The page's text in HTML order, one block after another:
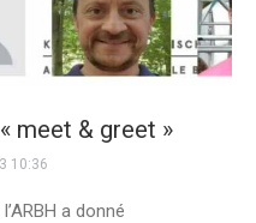
meet & greet »
10:36
a donné